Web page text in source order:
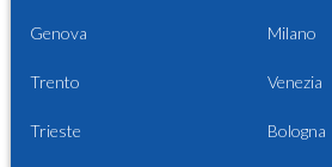
Genova Milano
Trento Venezia
Trieste Bologna